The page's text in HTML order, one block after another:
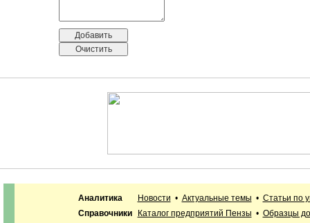
Аналитика Новости • Актуальные темы • Статьи по
Справочники
Каталог предприятий Пензы • Образцы